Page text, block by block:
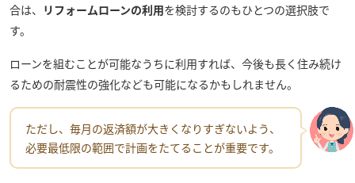
合は、 リフォームローンの利用を検討するのもひとつの選択肢で
す。
ローンを組むことが可能なうちに利用すれば、今後も長く住み続け
るための耐震性の強化なども可能になるかもしれません。
ただし、毎月の返済額が大きくなりすぎないよう、
必要最低限の範囲で計画をたてることが重要です。